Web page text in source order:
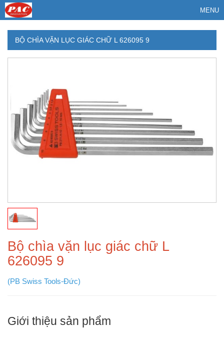
MENU
BỘ CHÌA VẶN LỤC GIÁC CHỮ L 626095 9
Bộ chìa vặn lục giác chữ L
626095 9
(PB Swiss Tools-Đức)
Giới thiệu sản phẩm